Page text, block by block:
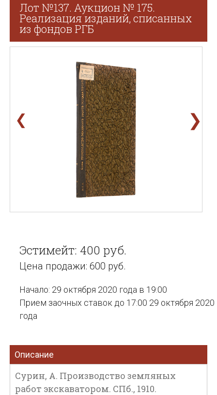
Лот №137. Аукцион № 175.
Реализация изданий, списанных
из фондов РГБ
❮ ❯
Эстимейт: 400 руб.
Цена продажи: 600 руб.
Начало: 29 октября 2020 года в 19:00
Прием заочных ставок до 17:00 29 октября 2020
года
Описание
Сурин, А. Производство земляных
работ экскаватором. СПб., 1910.